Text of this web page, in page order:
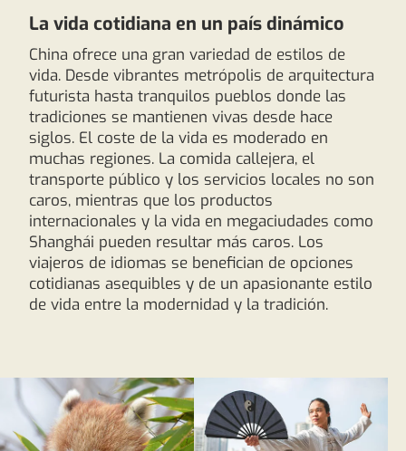
La vida cotidiana en un país dinámico
China ofrece una gran variedad de estilos de
vida. Desde vibrantes metrópolis de arquitectura
futurista hasta tranquilos pueblos donde las
tradiciones se mantienen vivas desde hace
siglos. El coste de la vida es moderado en
muchas regiones. La comida callejera, el
transporte público y los servicios locales no son
caros, mientras que los productos
internacionales y la vida en megaciudades como
Shanghái pueden resultar más caros. Los
viajeros de idiomas se benefician de opciones
cotidianas asequibles y de un apasionante estilo
de vida entre la modernidad y la tradición.